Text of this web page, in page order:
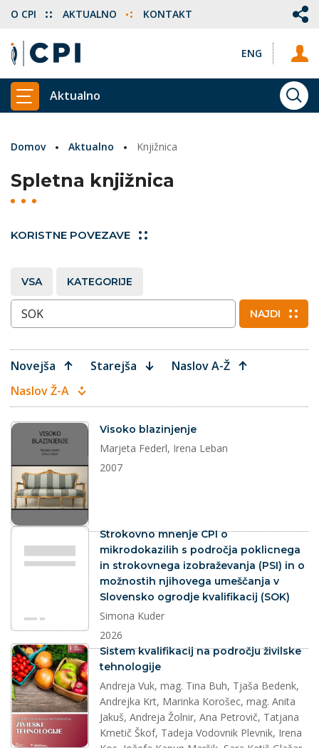
ENG
O CPI AKTUALNO KONTAKT
PRIKAŽI GLAVNI MENI
Aktualno
Domov Aktualno Knjižnica
Spletna knjižnica
KORISTNE POVEZAVE
VSA KATEGORIJE
Vnesite ključne besede NAJDI
Novejša Starejša
Naslov A-Ž
Naslov Ž-A
dokument
Visoko blazinjenje
Marjeta Federl, Irena Leban
2007
dokument
Strokovno mnenje CPI o
mikrodokazilih s področja poklicnega
in strokovnega izobraževanja (PSI) in o
možnostih njihovega umeščanja v
Slovensko ogrodje kvalifikacij (SOK)
Simona Kuder
2026
dokument
Sistem kvalifikacij na področju živilske
tehnologije
Andreja Vuk, mag. Tina Buh, Tjaša Bedenk,
Andrejka Krt, Marinka Korošec, mag. Anita
Jakuš, Andreja Žolnir, Ana Petrovič, Tatjana
Kmetič Škof, Tadeja Vodovnik Plevnik, Irena